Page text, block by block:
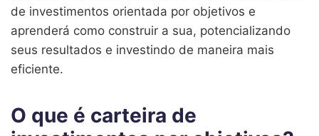
de investimentos orientada por objetivos e
aprenderá como construir a sua, potencializando
seus resultados e investindo de maneira mais
eficiente.
O que é carteira de